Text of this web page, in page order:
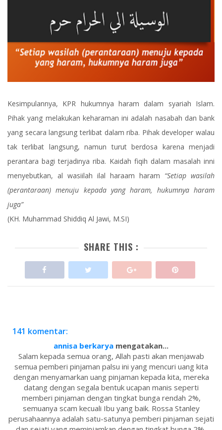
Kesimpulannya, KPR hukumnya haram dalam syariah Islam.
Pihak yang melakukan keharaman ini adalah nasabah dan bank
yang secara langsung terlibat dalam riba. Pihak developer walau
tak terlibat langsung, namun turut berdosa karena menjadi
perantara bagi terjadinya riba. Kaidah fiqih dalam masalah inni
menyebutkan, al wasiilah ilal haraam haram “Setiap wasilah
(perantaraan) menuju kepada yang haram, hukumnya haram
juga”
(KH. Muhammad Shiddiq Al Jawi, M.SI)
SHARE THIS :
141 komentar:
annisa berkarya mengatakan...
Salam kepada semua orang, Allah pasti akan menjawab
semua pemberi pinjaman palsu ini yang mencuri uang kita
dengan menyamarkan uang pinjaman kepada kita, mereka
datang dengan segala bentuk ucapan manis seperti
memberi pinjaman dengan tingkat bunga rendah 2%,
semuanya scam kecuali Ibu yang baik. Rossa Stanley
perusahaannya adalah satu-satunya pemberi pinjaman sejati